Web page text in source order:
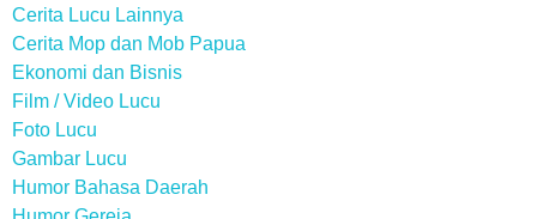
Cerita Lucu Lainnya
Cerita Mop dan Mob Papua
Ekonomi dan Bisnis
Film / Video Lucu
Foto Lucu
Gambar Lucu
Humor Bahasa Daerah